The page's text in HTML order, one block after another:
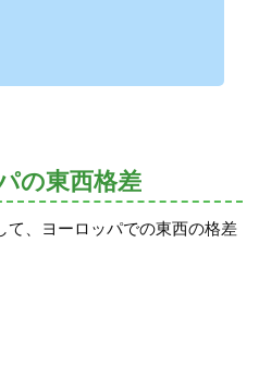
の東西格差
て、ヨーロッパでの東西の格差